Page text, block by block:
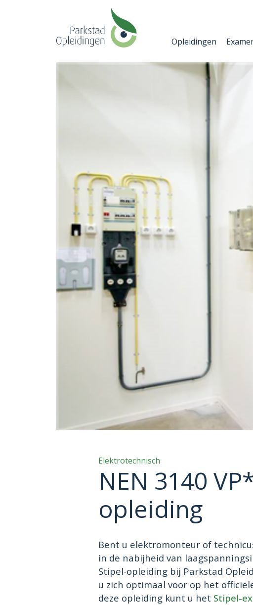
Opleidingen
Elektrotechnisch
NEN 3140
opleiding
Bent u elektromonteur of
in de nabijheid van
Stipel-opleiding bij Parkstad
u zich optimaal voor op het
deze opleiding kunt u het Stipel-